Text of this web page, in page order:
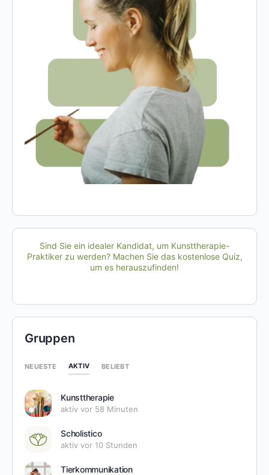
Sind Sie ein idealer Kandidat, um Kunsttherapie-
Praktiker zu werden? Machen Sie das kostenlose Quiz,
um es herauszufinden!
Gruppen
NEUESTE AKTIV BELIEBT
Kunsttherapie
aktiv vor 58 Minuten
Scholistico
aktiv vor 10 Stunden
Tierkommunikation